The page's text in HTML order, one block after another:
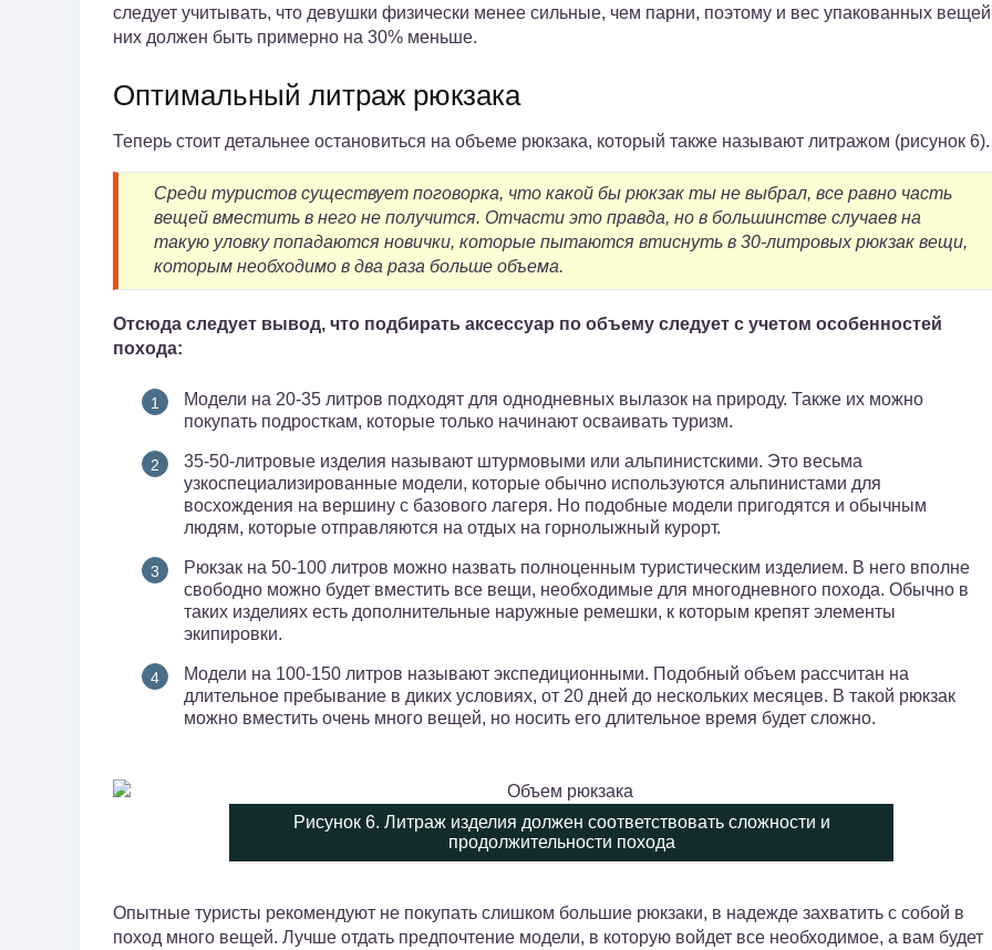
следует учитывать, что девушки физически менее сильные, чем парни, поэтому и вес упакованных
них должен быть примерно на 30% меньше.
Оптимальный литраж рюкзака
Теперь стоит детальнее остановиться на объеме рюкзака, который также называют литражом (рисунок 6).
Среди туристов существует поговорка, что какой бы рюкзак ты не выбрал, все равно часть
вещей вместить в него не получится. Отчасти это правда, но в большинстве случаев на
такую уловку попадаются новички, которые пытаются втиснуть в 30-литровых рюкзак вещи,
которым необходимо в два раза больше объема.
Отсюда следует вывод, что подбирать аксессуар по объему следует с учетом особенностей
похода:
Модели на 20-35 литров подходят для однодневных вылазок на природу. Также их можно
покупать подросткам, которые только начинают осваивать туризм.
35-50-литровые изделия называют штурмовыми или альпинистскими. Это весьма
узкоспециализированные модели, которые обычно используются альпинистами для
восхождения на вершину с базового лагеря. Но подобные модели пригодятся и обычным
людям, которые отправляются на отдых на горнолыжный курорт.
Рюкзак на 50-100 литров можно назвать полноценным туристическим изделием. В него вполне
свободно можно будет вместить все вещи, необходимые для многодневного похода. Обычно в
таких изделиях есть дополнительные наружные ремешки, к которым крепят элементы
экипировки.
Модели на 100-150 литров называют экспедиционными. Подобный объем рассчитан на
длительное пребывание в диких условиях, от 20 дней до нескольких месяцев. В такой рюкзак
можно вместить очень много вещей, но носить его длительное время будет сложно.
Рисунок 6. Литраж изделия должен соответствовать сложности и
продолжительности похода
Опытные туристы рекомендуют не покупать слишком большие рюкзаки, в надежде захватить с собой в
поход много вещей. Лучше отдать предпочтение модели, в которую войдет все необходимое, а вам будет